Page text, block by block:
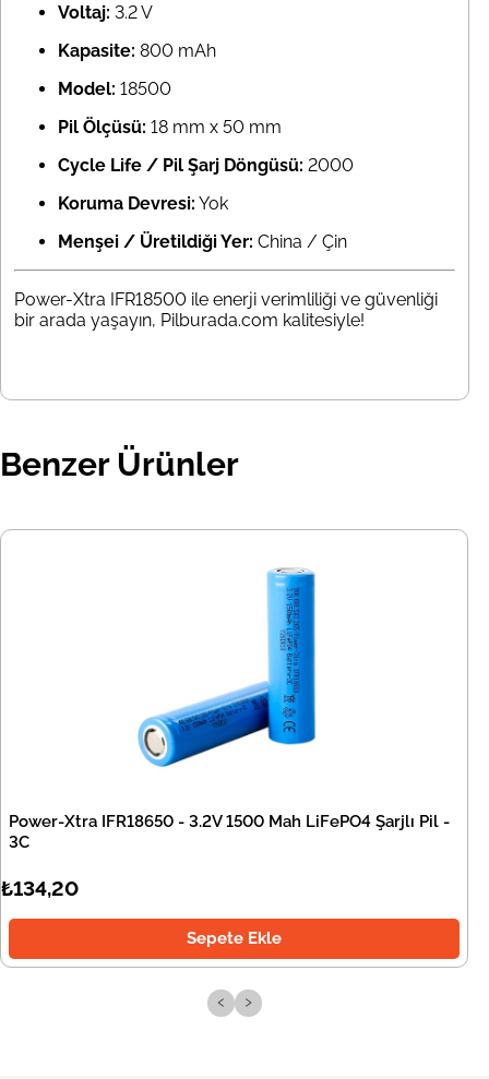
Voltaj: 3.2 V
Kapasite: 800 mAh
Model: 18500
Pil Ölçüsü: 18 mm x 50 mm
Cycle Life / Pil Şarj Döngüsü: 2000
Koruma Devresi: Yok
Menşei / Üretildiği Yer: China / Çin
Power-Xtra IFR18500 ile enerji verimliliği ve güvenliği
bir arada yaşayın, Pilburada.com kalitesiyle!
Benzer Ürünler
Power-Xtra IFR18650 - 3.2V 1500 Mah LiFePO4 Şarjlı Pil -
3C
₺134,20
Sepete Ekle
‹ ›